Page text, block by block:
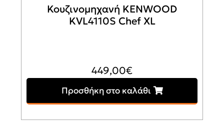
Κουζινομηχανή KENWOOD
KVL4110S Chef XL
449,00€
Προσθήκη στο καλάθι